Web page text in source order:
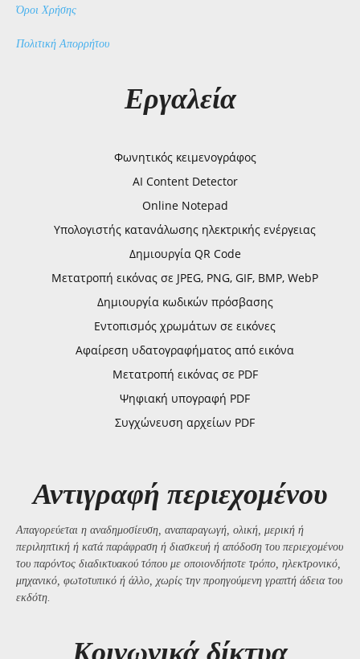
Όροι Χρήσης
Πολιτική Απορρήτου
Εργαλεία
Φωνητικός κειμενογράφος
AI Content Detector
Online Notepad
Υπολογιστής κατανάλωσης ηλεκτρικής ενέργειας
Δημιουργία QR Code
Μετατροπή εικόνας σε JPEG, PNG, GIF, BMP, WebP
Δημιουργία κωδικών πρόσβασης
Εντοπισμός χρωμάτων σε εικόνες
Αφαίρεση υδατογραφήματος από εικόνα
Μετατροπή εικόνας σε PDF
Ψηφιακή υπογραφή PDF
Συγχώνευση αρχείων PDF
Αντιγραφή περιεχομένου
Απαγορεύεται η αναδημοσίευση, αναπαραγωγή, ολική, μερική ή
περιληπτική ή κατά παράφραση ή διασκευή ή απόδοση του περιεχομένου
του παρόντος διαδικτυακού τόπου με οποιονδήποτε τρόπο, ηλεκτρονικό,
μηχανικό, φωτοτυπικό ή άλλο, χωρίς την προηγούμενη γραπτή άδεια του
εκδότη.